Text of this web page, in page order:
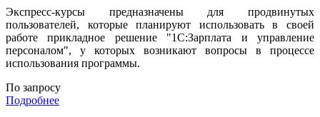
Экспресс-курсы предназначены для продвинутых
пользователей, которые планируют использовать в своей
работе прикладное решение "1С:Зарплата и управление
персоналом", у которых возникают вопросы в процессе
использования программы.
По запросу
Подробнее